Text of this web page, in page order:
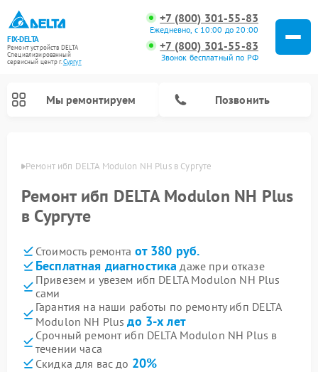
FIX-DELTA
Ремонт устройств DELTA
Специализированный
cервисный центр г.Сургут
+7 (800) 301-55-83
Ежедневно, с 10:00 до 20:00
+7 (800) 301-55-83
Звонок бесплатный по РФ
Мы ремонтируем Позвонить
Ремонт ибп DELTA Modulon NH Plus в Сургуте
Ремонт ибп DELTA Modulon NH Plus
в Сургуте
Стоимость ремонта от 380 руб.
Бесплатная диагностика даже при отказе
Привезем и увезем ибп DELTA Modulon NH Plus
сами
Гарантия на наши работы по ремонту ибп DELTA
Modulon NH Plusдо 3-х лет
Срочный ремонт ибп DELTA Modulon NH Plus в
течении часа
Скидка для вас до 20%